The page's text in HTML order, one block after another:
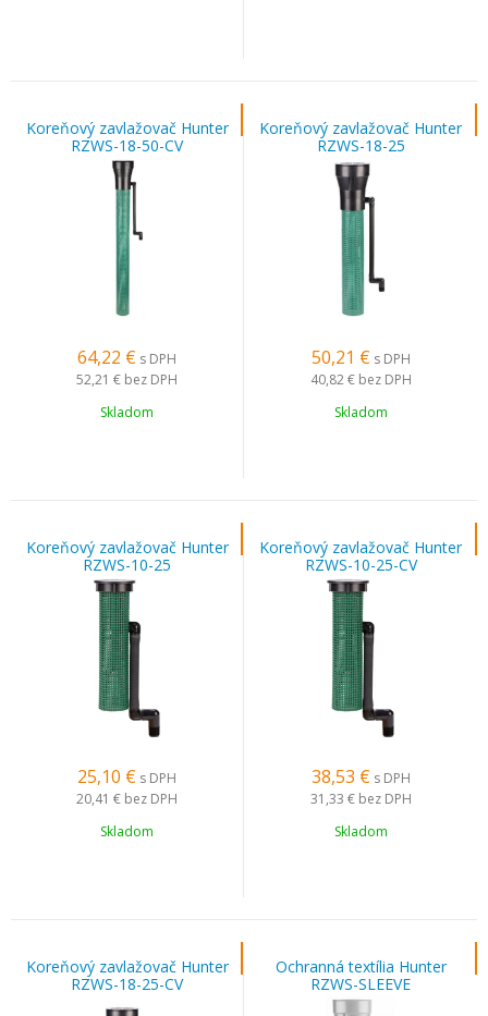
Koreňový zavlažovač Hunter
RZWS-18-50-CV
64,22 € s DPH
52,21 € bez DPH
Skladom
Koreňový zavlažovač Hunter
RZWS-18-25
50,21 € s DPH
40,82 € bez DPH
Skladom
Koreňový zavlažovač Hunter
RZWS-10-25
25,10 € s DPH
20,41 € bez DPH
Skladom
Koreňový zavlažovač Hunter
RZWS-10-25-CV
38,53 € s DPH
31,33 € bez DPH
Skladom
Koreňový zavlažovač Hunter
RZWS-18-25-CV
Ochranná textília Hunter
RZWS-SLEEVE